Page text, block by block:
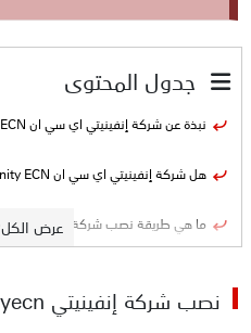
جدول المحتوى
عرض الكل
نبذة عن شركة إنفينيتي اي سي ان Infinity ECN
هل شركة إنفينيتي اي سي ان Infinity ECN نصب؟
ما هي طريقة نصب شركة infinityecn
نصب شركة إنفينيتي infinityecn